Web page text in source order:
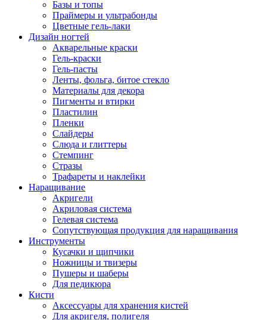
Базы и топы
Праймеры и ультрабонды
Цветные гель-лаки
Дизайн ногтей
Акварельные краски
Гель-краски
Гель-пасты
Ленты, фольга, битое стекло
Материалы для декора
Пигменты и втирки
Пластилин
Пленки
Слайдеры
Слюда и глиттеры
Стемпинг
Стразы
Трафареты и наклейки
Наращивание
Акригели
Акриловая система
Гелевая система
Сопутствующая продукция для наращивания
Инструменты
Кусачки и щипчики
Ножницы и твизеры
Пушеры и шаберы
Для педикюра
Кисти
Аксессуары для хранения кистей
Для акригеля, полигеля